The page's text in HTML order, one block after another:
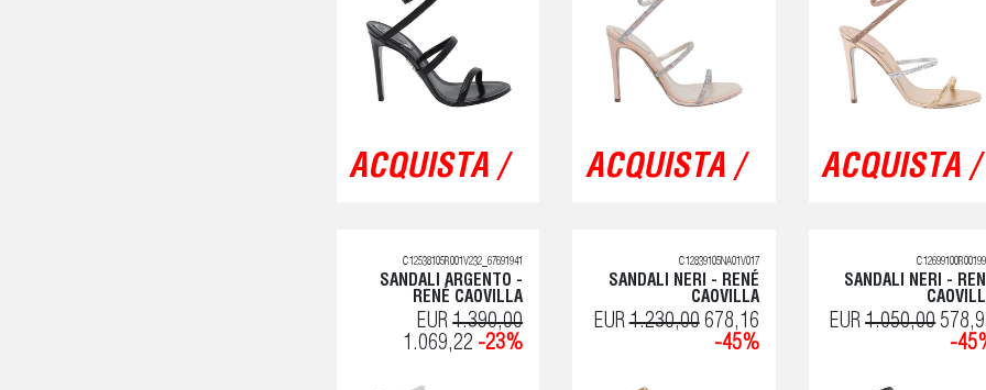
ACQUISTA / ACQUISTA / ACQUISTA /
C12538105R001V232_67691941
SANDALI ARGENTO -
RENÉ CAOVILLA
EUR1.390,00
1.069,22 -23%
C12839105NA01V017
SANDALI NERI - RENÉ
CAOVILLA
EUR1.230,00678,16
-45%
SANDALI NERI -
EUR1.050,00
-